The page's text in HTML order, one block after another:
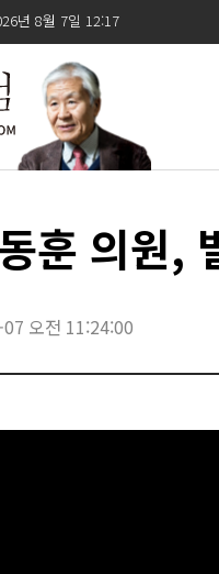
년 8월 7일 12:17
훈 의원,
오전 11:24:00